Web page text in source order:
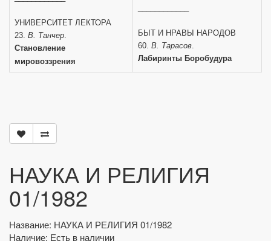
УНИВЕРСИТЕТ ЛЕКТОРА
23. В. Танчер.
Становление
мировоззрения
БЫТ И НРАВЫ НАРОДОВ
60. В. Тарасов.
Лабиринты Боробудура
НАУКА И РЕЛИГИЯ
01/1982
Название: НАУКА И РЕЛИГИЯ 01/1982
Наличие: Есть в наличии